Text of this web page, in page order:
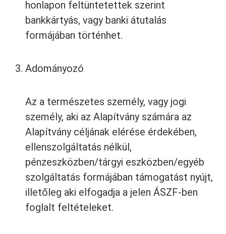
honlapon feltüntetettek szerint
bankkártyás, vagy banki átutalás
formájában történhet.
Adományozó
Az a természetes személy, vagy jogi
személy, aki az Alapítvány számára az
Alapítvány céljának elérése érdekében,
ellenszolgáltatás nélkül,
pénzeszközben/tárgyi eszközben/egyéb
szolgáltatás formájában támogatást nyújt,
illetőleg aki elfogadja a jelen ÁSZF-ben
foglalt feltételeket.